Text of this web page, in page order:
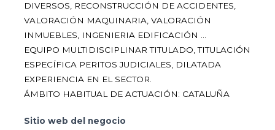
DIVERSOS, RECONSTRUCCIÓN DE ACCIDENTES,
VALORACIÓN MAQUINARIA, VALORACIÓN
INMUEBLES, INGENIERIA EDIFICACIÓN ...
EQUIPO MULTIDISCIPLINAR TITULADO, TITULACIÓN
ESPECÍFICA PERITOS JUDICIALES, DILATADA
EXPERIENCIA EN EL SECTOR.
ÁMBITO HABITUAL DE ACTUACIÓN: CATALUÑA
Sitio web del negocio